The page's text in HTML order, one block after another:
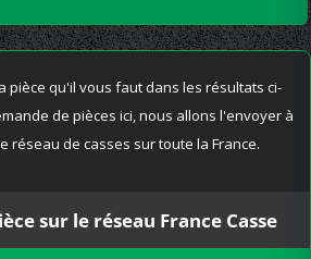
pièce qu'il vous faut dans les résultats ci-
de pièces ici, nous allons l'envoyer à
réseau de casses sur toute la France.
sur le réseau France Casse